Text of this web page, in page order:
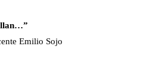
Emilio Sojo